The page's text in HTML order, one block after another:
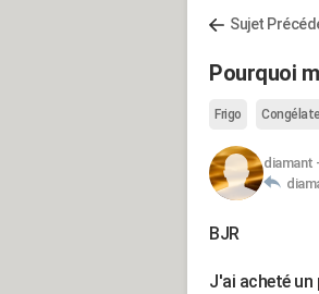
Sujet
Pourquoi
Frigo
diamant -
BJR
J'ai acheté un